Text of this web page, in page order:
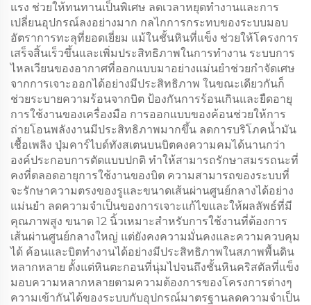
แรง ช่วยให้ทนทานเป็นพิเศษ ลดเวลาหยุดทำงานและการ
เปลี่ยนอุปกรณ์ลงอย่างมาก กลไกการกระทบของระบบมอบ
อัตราการทะลุที่ยอดเยี่ยม แม้ในชั้นหินที่แข็ง ช่วยให้โครงการ
เสร็จสิ้นเร็วขึ้นและเพิ่มประสิทธิภาพในการทำงาน ระบบการ
ไหลเวียนของอากาศที่ออกแบบมาอย่างแม่นยำช่วยกำจัดเศษ
จากการเจาะออกได้อย่างมีประสิทธิภาพ ในขณะเดียวกันก็
ช่วยระบายความร้อนจากบิต ป้องกันการร้อนเกินและยืดอายุ
การใช้งานของเครื่องมือ การออกแบบของค้อนช่วยให้การ
ถ่ายโอนพลังงานมีประสิทธิภาพมากขึ้น ลดการบริโภคน้ำมัน
เชื้อเพลิง ปุ่มคาร์ไบด์ทังสเตนบนบิตคงความคมได้นานกว่า
องค์ประกอบการตัดแบบปกติ ทำให้สามารถรักษาสมรรถนะที่
คงที่ตลอดอายุการใช้งานของบิต ความสามารถของระบบที่
จะรักษาความตรงของรูและขนาดเส้นผ่านศูนย์กลางได้อย่าง
แม่นยำ ลดความจำเป็นของการเจาะแก้ไขและให้ผลลัพธ์ที่มี
คุณภาพสูง ขนาด 12 นิ้วเหมาะสำหรับการใช้งานที่ต้องการ
เส้นผ่านศูนย์กลางใหญ่ แต่ยังคงความมั่นคงและความควบคุม
ได้ ค้อนและบิตทำงานได้อย่างมีประสิทธิภาพในสภาพพื้นดิน
หลากหลาย ตั้งแต่หินตะกอนที่นุ่มไปจนถึงชั้นหินคริสตัลที่แข็ง
มอบความหลากหลายตามความต้องการของโครงการต่างๆ
ความเข้ากันได้ของระบบกับอุปกรณ์มาตรฐานลดความจำเป็น